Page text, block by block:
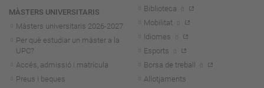
MÀSTERS UNIVERSITARIS
Màsters universitaris 2026-2027
Per què estudiar un màster a la
UPC?
Accés, admissió i matrícula
Preus i beques
Biblioteca
Mobilitat
Idiomes
Esports
Borsa de treball
Allotjaments